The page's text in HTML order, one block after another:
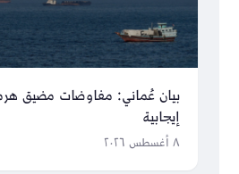
بيان عُماني: مفاوضات مضيق
إيجابية
٨ أغسطس ٢٠٢٦